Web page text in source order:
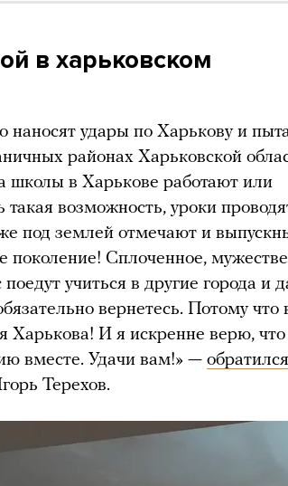
в харьковском
наносят удары по Харькову и
районах Харьковской
школы в Харькове работают или
такая возможность, уроки
под землей отмечают и
Сплоченное,
учиться в другие города и
вернетесь. Потому
Харькова! И я искренне верю, что
вместе. Удачи вам!» — обратился
Терехов.